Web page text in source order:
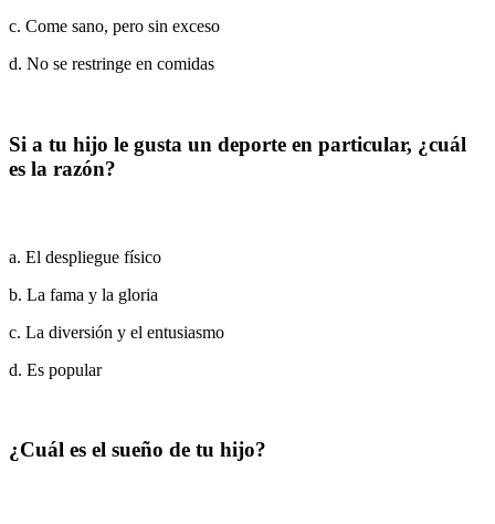
c. Come sano, pero sin exceso
d. No se restringe en comidas
Si a tu hijo le gusta un deporte en particular, ¿cuál
es la razón?
a. El despliegue físico
b. La fama y la gloria
c. La diversión y el entusiasmo
d. Es popular
¿Cuál es el sueño de tu hijo?